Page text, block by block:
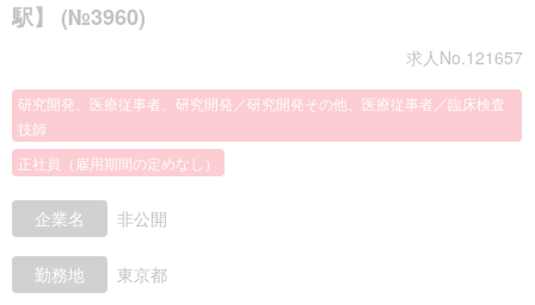
駅】 (№3960)
求人No.121657
研究開発、医療従事者、研究開発／研究開発その他、医療従事者／臨床検査
技師
正社員（雇用期間の定めなし）
企業名 非公開
勤務地 東京都